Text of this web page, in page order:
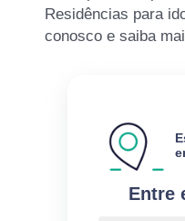
Residências para
conosco e saiba
Entre